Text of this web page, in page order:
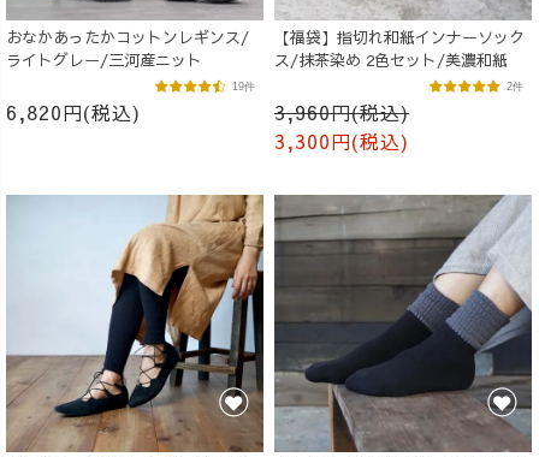
おなかあったかコットンレギンス/
ライトグレー/三河産ニット
6,820円(税込)
19件
【福袋】指切れ和紙インナーソック
ス/抹茶染め 2色セット/美濃和紙
3,960円(税込)
3,300円(税込)
2件